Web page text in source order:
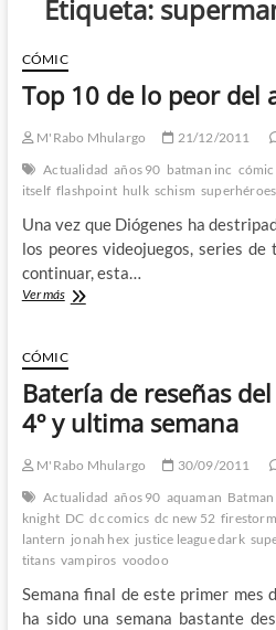
Etiqueta:
CÓMIC
Top 10 de lo peor del
M'Rabo Mhulargo 21/12/2011
Actualidad años 90 batman inc cómic
itself flashpoint hulk schism superhéroes
Una vez que Diógenes ha
los peores videojuegos, series
continuar, esta…
Ver másTop
lo
peor
del
en
CÓMIC
Batería de reseñas
4º y ultima semana
M'Rabo Mhulargo 30/09/2011
Actualidad años 90 aquaman Batman
knight DC dc comics dc new 52 firestorm
lantern jonah hex justice league dark
titans vampiros voodoo
Semana final de este primer mes
ha sido una semana bastante